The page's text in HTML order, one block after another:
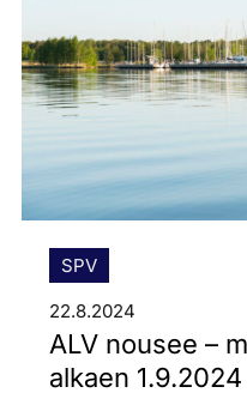
SPV
22.8.2024
ALV nousee –
alkaen